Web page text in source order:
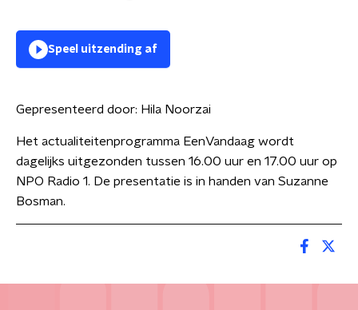
Speel uitzending af
Gepresenteerd door: Hila Noorzai
Het actualiteitenprogramma EenVandaag wordt
dagelijks uitgezonden tussen 16.00 uur en 17.00 uur op
NPO Radio 1. De presentatie is in handen van Suzanne
Bosman.